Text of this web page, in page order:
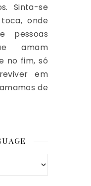
Sinta-se
onde
pessoas
amam
no fim, só
em
de